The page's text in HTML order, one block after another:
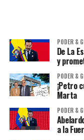
PODER &
De La
y
PODER &
¡Petro
Marta
PODER &
a la